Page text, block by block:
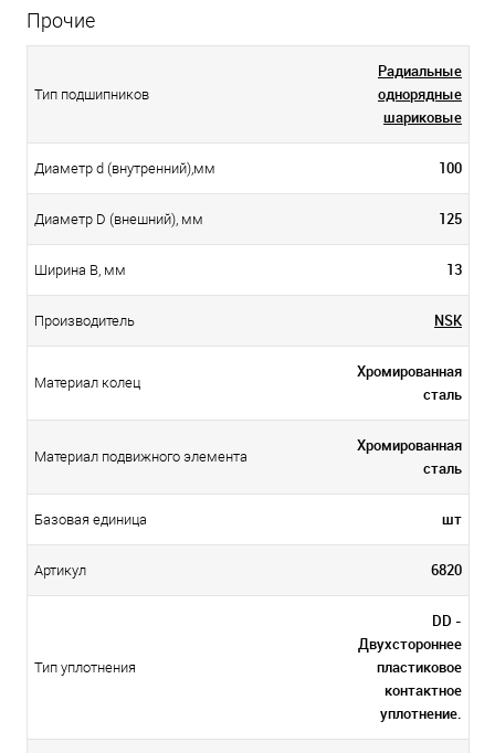
Прочие
Тип подшипников
Радиальные
однорядные
шариковые
Диаметр d (внутренний),мм 100
Диаметр D (внешний), мм 125
Ширина B, мм 13
Производитель NSK
Материал колец
Хромированная
сталь
Материал подвижного элемента
Хромированная
сталь
Базовая единица шт
Артикул 6820
Тип уплотнения
DD -
Двухстороннее
пластиковое
контактное
уплотнение.